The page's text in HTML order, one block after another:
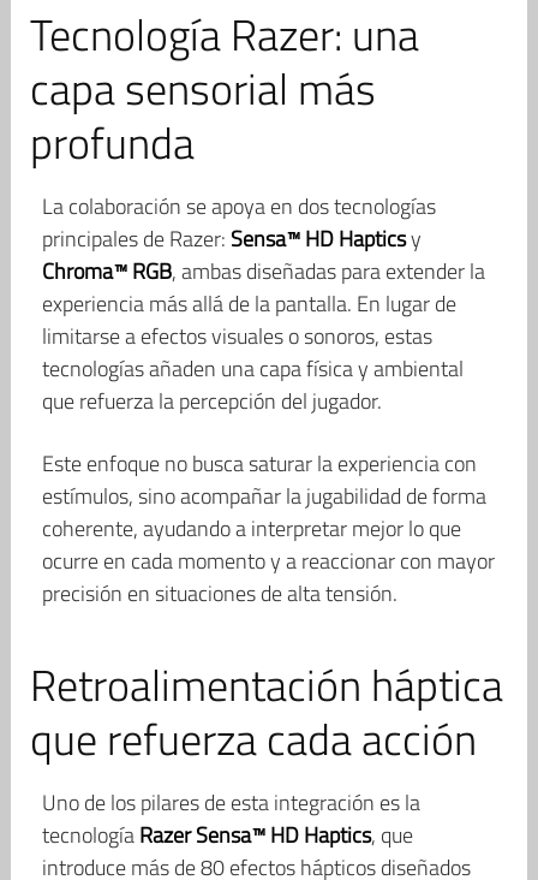
Tecnología Razer: una
capa sensorial más
profunda
La colaboración se apoya en dos tecnologías
principales de Razer: Sensa™ HD Hapticsy
Chroma™ RGB, ambas diseñadas para extender la
experiencia más allá de la pantalla. En lugar de
limitarse a efectos visuales o sonoros, estas
tecnologías añaden una capa física y ambiental
que refuerza la percepción del jugador.
Este enfoque no busca saturar la experiencia con
estímulos, sino acompañar la jugabilidad de forma
coherente, ayudando a interpretar mejor lo que
ocurre en cada momento y a reaccionar con mayor
precisión en situaciones de alta tensión.
Retroalimentación háptica
que refuerza cada acción
Uno de los pilares de esta integración es la
tecnologíaRazer Sensa™ HD Haptics, que
introduce más de 80 efectos hápticos diseñados